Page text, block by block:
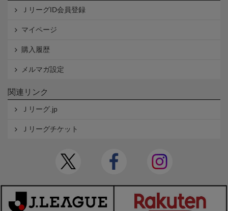
ＪリーグID会員登録
マイページ
購入履歴
メルマガ設定
関連リンク
Ｊリーグ.jp
Ｊリーグチケット